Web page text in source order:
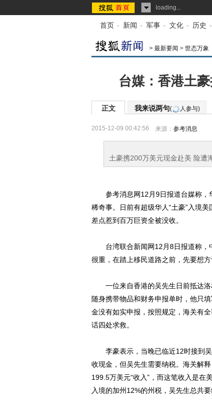
loading...
首页 - 新闻 - 军事 - 文化 - 历史 -
> 最新要闻 > 世态万象
台媒：香港土
正文 我来说两句( 人参与)
2015-12-09 00:42:56 来源： 参考消息
土豪携200万美元现金赴美 险遭
参考消息网12月9日报道台媒称，
稀奇事。日前有超级华人“土豪”入境
差点惹到百万巨资全被没收。
台湾联合新闻网12月8日报道称，
很重，在踏上移民道路之前，先要想
一位来自香港的吴先生日前抵达洛
随身携带物品和财务申报单时，他只
金没有如实申报，按照规定，海关有
话四处求救。
李豪表示，当晚已临近12时接到吴
收现金，但吴先生需要纳税。海关解
199.5万美元“收入”，而这笔收入是在
入境的加州12%的州税，吴先生总共